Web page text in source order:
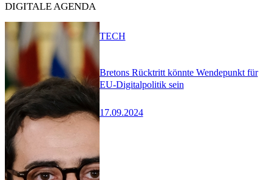
DIGITALE AGENDA
Bretons Rücktritt könnte Wendepunkt für
EU-Digitalpolitik sein
17.09.2024
TECH